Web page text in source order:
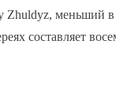
Zhuldyz, меньший в
составляет